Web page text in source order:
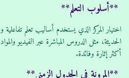
**أسلوب التعلم**
اختيار المركز الذي يستخدم أساليب تعلم تفاعلية
الحديثة، مثل الدروس المباشرة عبر الفيديو والمواد
أكثر إثارة وفائدة.